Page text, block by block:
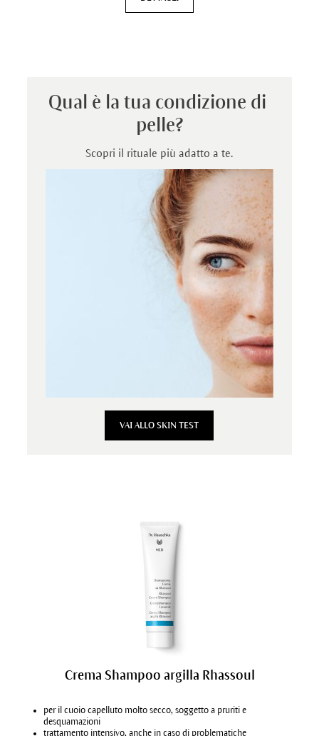
Qual è la tua condizione di
pelle?
Scopri il rituale più adatto a te.
VAI ALLO SKIN TEST
Crema Shampoo argilla Rhassoul
per il cuoio capelluto molto secco, soggetto a pruriti e
desquamazioni
trattamento intensivo, anche in caso di problematiche